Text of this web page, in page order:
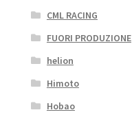
CML RACING
FUORI PRODUZIONE
helion
Himoto
Hobao